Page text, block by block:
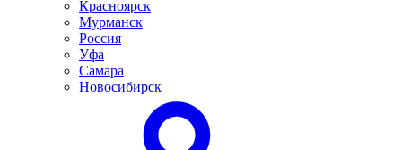
Красноярск
Мурманск
Россия
Уфа
Самара
Новосибирск